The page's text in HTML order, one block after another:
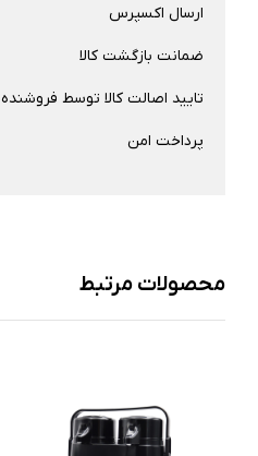
ارسال اکسپرس
ضمانت بازگشت کالا
تایید اصالت کالا توسط فروشنده
پرداخت امن
محصولات مرتبط